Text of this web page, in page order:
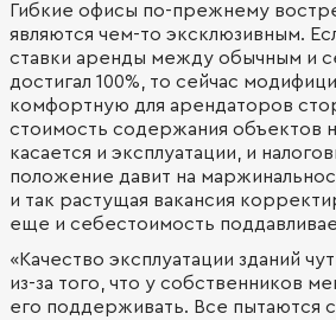
Гибкие офисы по-прежнему
являются чем-то эксклюзивным.
ставки аренды между обычным и
достигал 100%, то сейчас
комфортную для арендаторов
стоимость содержания объектов
касается и эксплуатации, и
положение давит на
и так растущая вакансия
еще и себестоимость
«Качество эксплуатации зданий
из-за того, что у собственников
его поддерживать. Все пытаются